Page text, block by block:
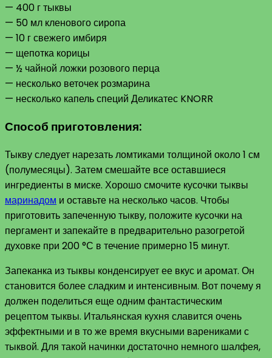
— 400 г тыквы
— 50 мл кленового сиропа
— 10 г свежего имбиря
— щепотка корицы
— ½ чайной ложки розового перца
— несколько веточек розмарина
— несколько капель специй Деликатес KNORR
Способ приготовления:
Тыкву следует нарезать ломтиками толщиной около 1 см
(полумесяцы). Затем смешайте все оставшиеся
ингредиенты в миске. Хорошо смочите кусочки тыквы
маринадом и оставьте на несколько часов. Чтобы
приготовить запеченную тыкву, положите кусочки на
пергамент и запекайте в предварительно разогретой
духовке при 200 °С в течение примерно 15 минут.
Запеканка из тыквы конденсирует ее вкус и аромат. Он
становится более сладким и интенсивным. Вот почему я
должен поделиться еще одним фантастическим
рецептом тыквы. Итальянская кухня славится очень
эффектными и в то же время вкусными варениками с
тыквой. Для такой начинки достаточно немного шалфея,